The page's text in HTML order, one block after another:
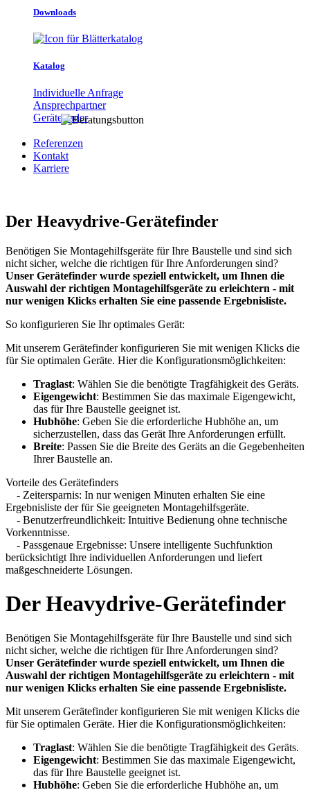
Downloads
Katalog
Individuelle Anfrage
Ansprechpartner
Gerätefinder
Referenzen
Kontakt
Karriere
Der Heavydrive-Gerätefinder
Benötigen Sie Montagehilfsgeräte für Ihre Baustelle und sind sich
nicht sicher, welche die richtigen für Ihre Anforderungen sind?
Unser Gerätefinder wurde speziell entwickelt, um Ihnen die
Auswahl der richtigen Montagehilfsgeräte zu erleichtern - mit
nur wenigen Klicks erhalten Sie eine passende Ergebnisliste.
So konfigurieren Sie Ihr optimales Gerät:
Mit unserem Gerätefinder konfigurieren Sie mit wenigen Klicks die
für Sie optimalen Geräte. Hier die Konfigurationsmöglichkeiten:
Traglast: Wählen Sie die benötigte Tragfähigkeit des Geräts.
Eigengewicht: Bestimmen Sie das maximale Eigengewicht,
das für Ihre Baustelle geeignet ist.
Hubhöhe: Geben Sie die erforderliche Hubhöhe an, um
sicherzustellen, dass das Gerät Ihre Anforderungen erfüllt.
Breite: Passen Sie die Breite des Geräts an die Gegebenheiten
Ihrer Baustelle an.
Vorteile des Gerätefinders
- Zeitersparnis: In nur wenigen Minuten erhalten Sie eine
Ergebnisliste der für Sie geeigneten Montagehilfsgeräte.
- Benutzerfreundlichkeit: Intuitive Bedienung ohne technische
Vorkenntnisse.
- Passgenaue Ergebnisse: Unsere intelligente Suchfunktion
berücksichtigt Ihre individuellen Anforderungen und liefert
maßgeschneiderte Lösungen.
Der Heavydrive-Gerätefinder
Benötigen Sie Montagehilfsgeräte für Ihre Baustelle und sind sich
nicht sicher, welche die richtigen für Ihre Anforderungen sind?
Unser Gerätefinder wurde speziell entwickelt, um Ihnen die
Auswahl der richtigen Montagehilfsgeräte zu erleichtern - mit
nur wenigen Klicks erhalten Sie eine passende Ergebnisliste.
Mit unserem Gerätefinder konfigurieren Sie mit wenigen Klicks die
für Sie optimalen Geräte. Hier die Konfigurationsmöglichkeiten:
Traglast: Wählen Sie die benötigte Tragfähigkeit des Geräts.
Eigengewicht: Bestimmen Sie das maximale Eigengewicht,
das für Ihre Baustelle geeignet ist.
Hubhöhe: Geben Sie die erforderliche Hubhöhe an, um